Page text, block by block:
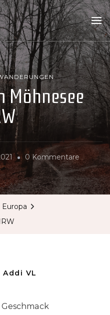
Möhnesee
0 KommentareZu
Am
Europa
Addi VL